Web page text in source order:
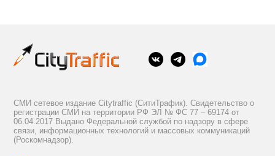
СМИ сетевое издание Citytraffic (СитиТрафик). Свидетельство о
регистрации СМИ на территории РФ ЭЛ № ФС 77 – 69174 от
06.04.2017 Выдано Федеральной службой по надзору в сфере
связи, информационных технологий и массовых коммуникаций
(Роскомнадзор).